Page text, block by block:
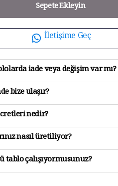
Sepete Ekleyin
İletişime Geç
iade veya değişim var mı?
bize ulaşır?
nedir?
nasıl üretiliyor?
tablo çalışıyormusunuz?